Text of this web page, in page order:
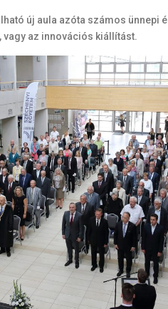
új aula azóta számos
az innovációs kiállítást.